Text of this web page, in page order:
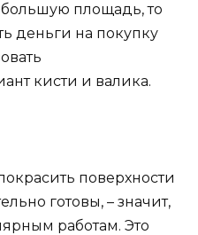
площадь, то
деньги на покупку
кисти и валика.
поверхности
готовы, – значит,
работам. Это